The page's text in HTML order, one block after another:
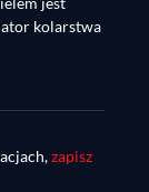
kolarstwa
zapisz